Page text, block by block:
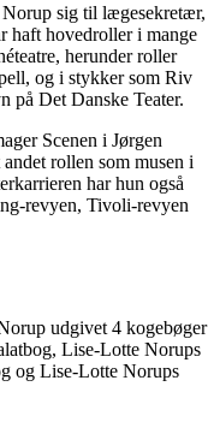
sig til lægesekretær,
haft hovedroller i mange
herunder roller
og i stykker som Riv
på Det Danske Teater.
Scenen i Jørgen
rollen som musen i
har hun også
revyen, Tivoli-revyen
udgivet 4 kogebøger
Lise-Lotte Norups
og Lise-Lotte Norups